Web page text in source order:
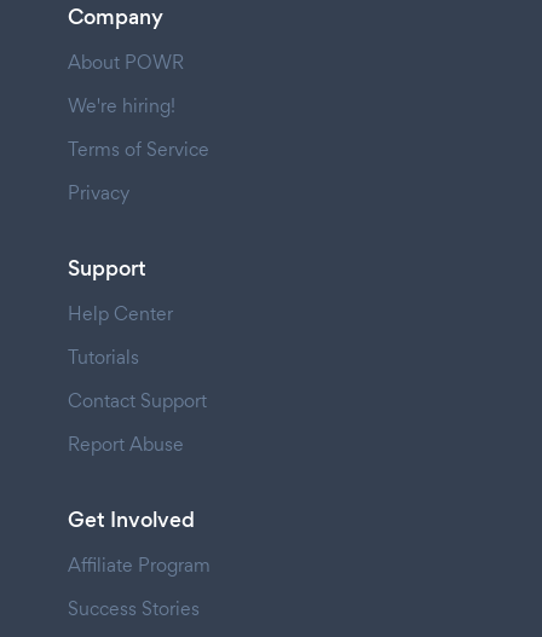
Company
About POWR
We're hiring!
Terms of Service
Privacy
Support
Help Center
Tutorials
Contact Support
Report Abuse
Get Involved
Affiliate Program
Success Stories